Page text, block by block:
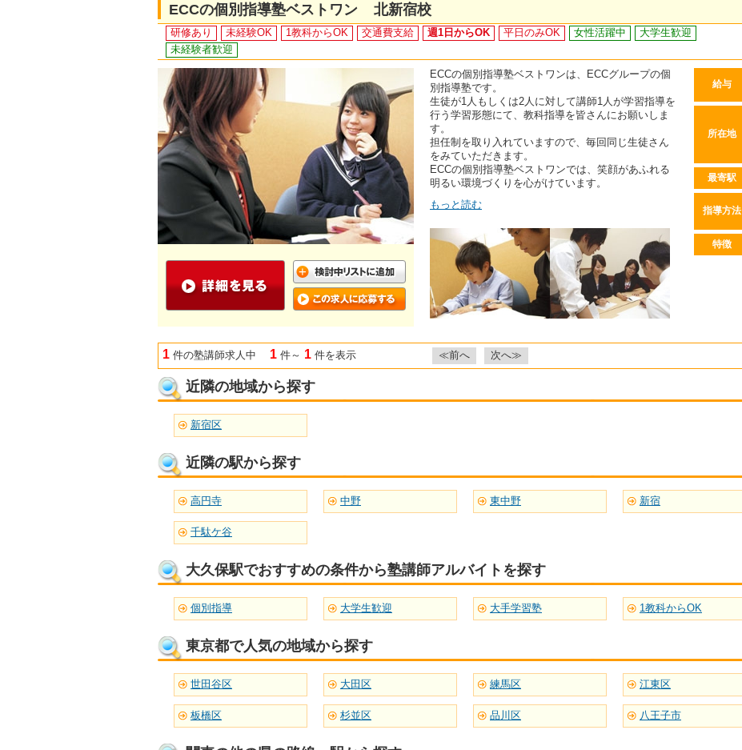
ECCの個別指導塾ベストワン 北新宿校
研修あり 未経験OK 1教科からOK 交通費支給 週1日からOK 平日のみOK 女性活躍中
大学生歓迎
未経験者歓迎
ECCの個別指導塾ベストワンは、ECCグループの個
別指導塾です。
生徒が1人もしくは2人に対して講師1人が学習指導を
行う学習形態にて、教科指導を皆さんにお願いしま
す。
担任制を取り入れていますので、毎回同じ生徒さん
をみていただきます。
ECCの個別指導塾ベストワンでは、笑顔があふれる
明るい環境づくりを心がけています。
もっと読む
給与
所在地
最寄駅
指導方法
特徴
1 件の塾講師求人中 1 件～ 1 件を表示 ≪前へ 次へ≫
近隣の地域から探す
新宿区
近隣の駅から探す
高円寺 中野 東中野 新宿
千駄ケ谷
大久保駅でおすすめの条件から塾講師アルバイトを探す
個別指導 大学生歓迎 大手学習塾 1教科からOK
東京都で人気の地域から探す
世田谷区 大田区 練馬区 江東区
板橋区 杉並区 品川区 八王子市